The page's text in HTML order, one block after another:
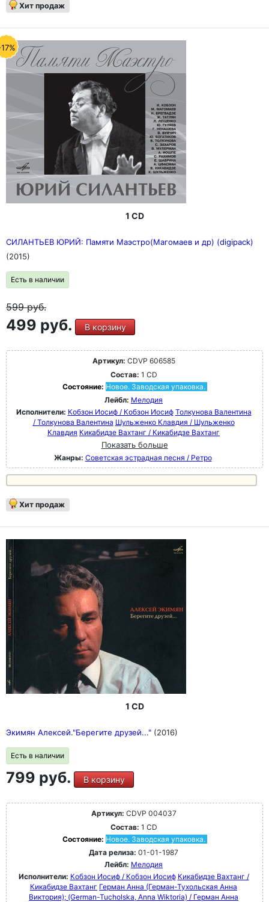
Хит продаж
1 CD
СИЛАНТЬЕВ ЮРИЙ: Памяти Маэстро(Магомаев и др) (digipack)
(2015)
Есть в наличии
599руб.
499 руб. В корзину
Артикул: CDVP 606585
Состав: 1 CD
Состояние: Новое. Заводская упаковка.
Лейбл: Мелодия
Исполнители: Кобзон Иосиф / Кобзон Иосиф Толкунова Валентина
/ Толкунова Валентина Шульженко Клавдия / Шульженко
Клавдия Кикабидзе Вахтанг / Кикабидзе Вахтанг
Показать больше
Жанры: Советская эстрадная песня / Ретро
Хит продаж
1 CD
Экимян Алексей."Берегите друзей..." (2016)
Есть в наличии
799 руб. В корзину
Артикул: CDVP 004037
Состав: 1 CD
Состояние: Новое. Заводская упаковка.
Дата релиза: 01-01-1987
Лейбл: Мелодия
Исполнители: Кобзон Иосиф / Кобзон Иосиф Кикабидзе Вахтанг /
Кикабидзе Вахтанг Герман Анна (Герман-Тухольская Анна
Виктория); (German-Tucholska, Anna Wiktoria) / Герман Анна